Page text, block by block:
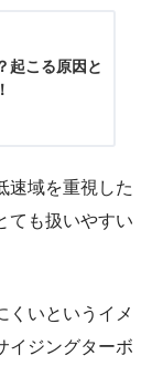
起こる原因と
速域を重視した
ても扱いやすい
くいというイメ
イジングターボ